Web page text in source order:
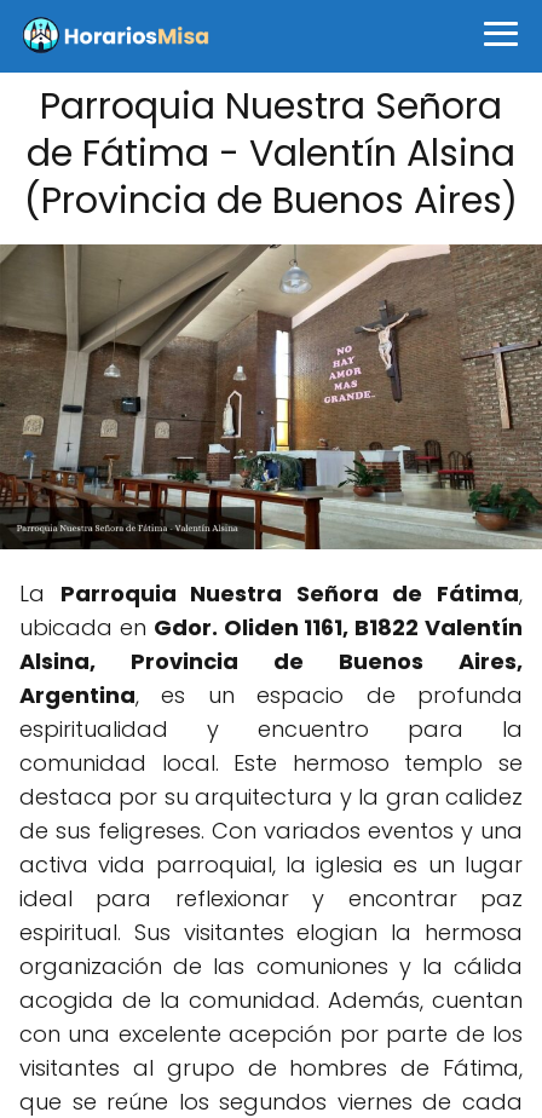
Parroquia Nuestra Señora
de Fátima - Valentín Alsina
(Provincia de Buenos Aires)
La Parroquia Nuestra Señora de Fátima,
ubicada en Gdor. Oliden 1161, B1822 Valentín
Alsina, Provincia de Buenos Aires,
Argentina, es un espacio de profunda
espiritualidad y encuentro para la
comunidad local. Este hermoso templo se
destaca por su arquitectura y la gran calidez
de sus feligreses. Con variados eventos y una
activa vida parroquial, la iglesia es un lugar
ideal para reflexionar y encontrar paz
espiritual. Sus visitantes elogian la hermosa
organización de las comuniones y la cálida
acogida de la comunidad. Además, cuentan
con una excelente acepción por parte de los
visitantes al grupo de hombres de Fátima,
que se reúne los segundos viernes de cada